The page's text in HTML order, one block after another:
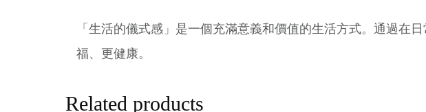
「生活的儀式感」是一個充滿意義和價值的生活方式。通過在
福、更健康。
Related products